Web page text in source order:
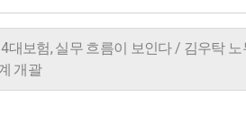
대보험, 실무 흐름이 보인다 / 김우탁
개괄